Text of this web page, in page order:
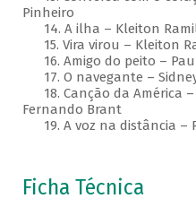
Pinheiro
14. A ilha – Kleiton
15. Vira virou – Kleiton
16. Amigo do peito –
17. O navegante –
18. Canção da América
Fernando Brant
19. A voz na distância –
Ficha Técnica